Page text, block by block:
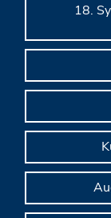
18.